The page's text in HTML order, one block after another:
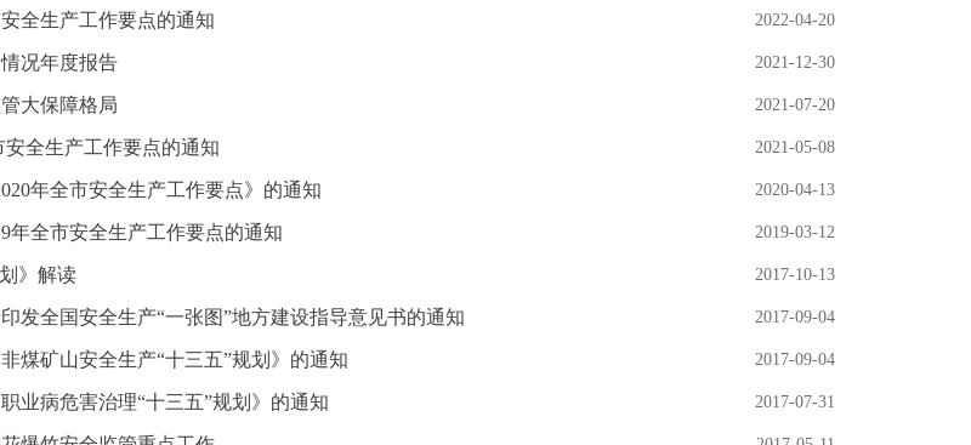
2022-04-20
全生产工作要点的通知
2021-12-30
况年度报告
2021-07-20
大保障格局
2021-05-08
全生产工作要点的通知
2020-04-13
年全市安全生产工作要点》的通知
2019-03-12
年全市安全生产工作要点的通知
2017-10-13
》解读
2017-09-04
发全国安全生产“一张图”地方建设指导意见书的通知
2017-09-04
煤矿山安全生产“十三五”规划》的通知
2017-07-31
业病危害治理“十三五”规划》的通知